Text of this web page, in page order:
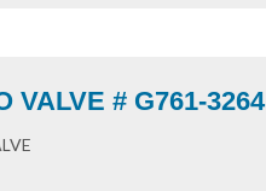
VALVE # G761-3264